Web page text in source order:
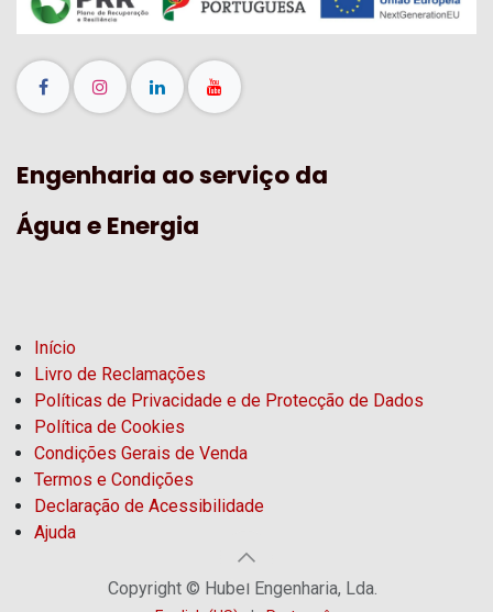
Engenharia ao serviço da
Água e Energia
Início
Livro de Reclamações
Políticas de Privacidade e de Protecção de Dados
Política de Cookies
Condições Gerais de Venda
Termos e Condições
Declaração de Acessibilidade
Ajuda
Copyright © Hubel Engenharia, Lda.